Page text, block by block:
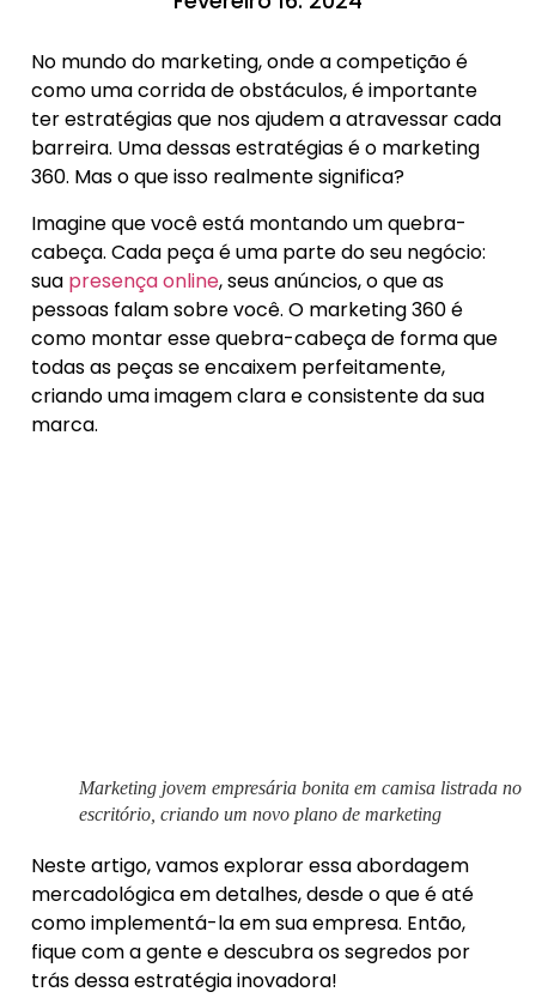
No mundo do marketing, onde a competição é
como uma corrida de obstáculos, é importante
ter estratégias que nos ajudem a atravessar cada
barreira. Uma dessas estratégias é o marketing
360. Mas o que isso realmente significa?
Imagine que você está montando um quebra-
cabeça. Cada peça é uma parte do seu negócio:
sua presença online, seus anúncios, o que as
pessoas falam sobre você. O marketing 360 é
como montar esse quebra-cabeça de forma que
todas as peças se encaixem perfeitamente,
criando uma imagem clara e consistente da sua
marca.
Marketing jovem empresária bonita em camisa listrada no
escritório, criando um novo plano de marketing
Neste artigo, vamos explorar essa abordagem
mercadológica em detalhes, desde o que é até
como implementá-la em sua empresa. Então,
fique com a gente e descubra os segredos por
trás dessa estratégia inovadora!